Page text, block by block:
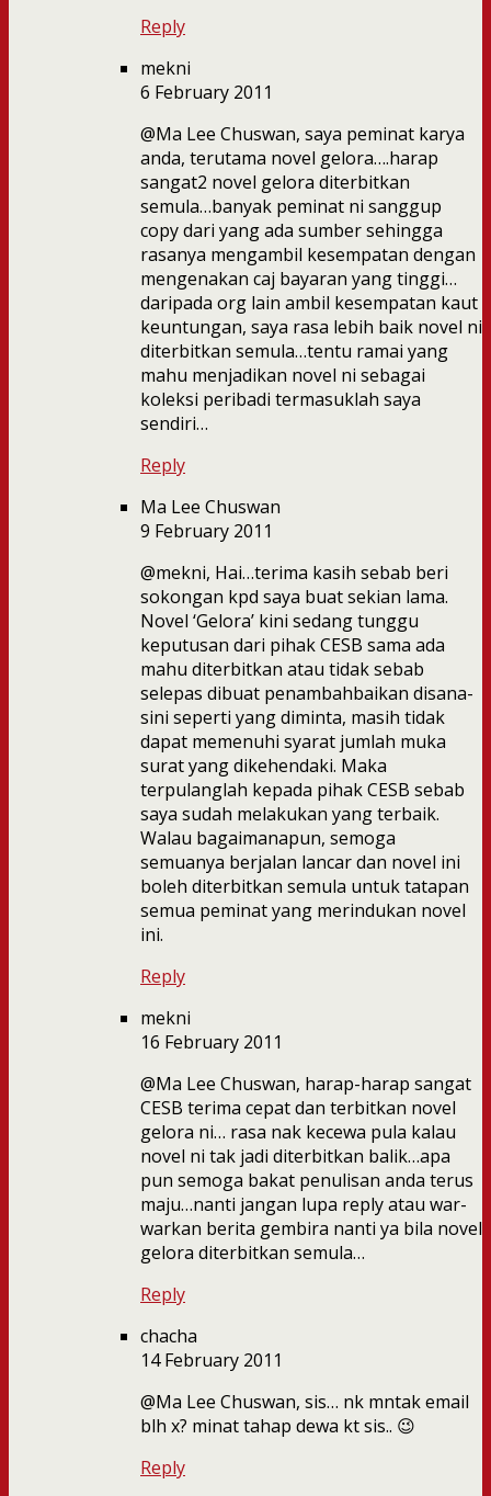
Reply
mekni
6 February 2011
@Ma Lee Chuswan, saya peminat karya
anda, terutama novel gelora….harap
sangat2 novel gelora diterbitkan
semula…banyak peminat ni sanggup
copy dari yang ada sumber sehingga
rasanya mengambil kesempatan dengan
mengenakan caj bayaran yang tinggi…
daripada org lain ambil kesempatan kaut
keuntungan, saya rasa lebih baik novel ni
diterbitkan semula…tentu ramai yang
mahu menjadikan novel ni sebagai
koleksi peribadi termasuklah saya
sendiri…
Reply
Ma Lee Chuswan
9 February 2011
@mekni, Hai…terima kasih sebab beri
sokongan kpd saya buat sekian lama.
Novel ‘Gelora’ kini sedang tunggu
keputusan dari pihak CESB sama ada
mahu diterbitkan atau tidak sebab
selepas dibuat penambahbaikan disana-
sini seperti yang diminta, masih tidak
dapat memenuhi syarat jumlah muka
surat yang dikehendaki. Maka
terpulanglah kepada pihak CESB sebab
saya sudah melakukan yang terbaik.
Walau bagaimanapun, semoga
semuanya berjalan lancar dan novel ini
boleh diterbitkan semula untuk tatapan
semua peminat yang merindukan novel
ini.
Reply
mekni
16 February 2011
@Ma Lee Chuswan, harap-harap sangat
CESB terima cepat dan terbitkan novel
gelora ni… rasa nak kecewa pula kalau
novel ni tak jadi diterbitkan balik…apa
pun semoga bakat penulisan anda terus
maju…nanti jangan lupa reply atau war-
warkan berita gembira nanti ya bila novel
gelora diterbitkan semula…
Reply
chacha
14 February 2011
@Ma Lee Chuswan, sis… nk mntak email
blh x? minat tahap dewa kt sis.. 😉
Reply